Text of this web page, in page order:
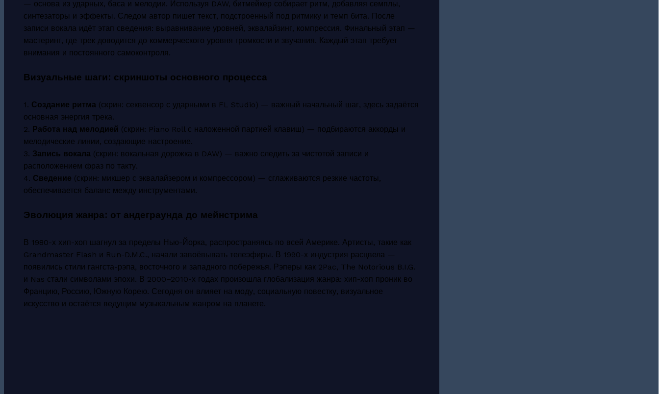
— основа из ударных, баса и мелодии. Используя DAW, битмейкер собирает ритм, добавляя семплы,
синтезаторы и эффекты. Следом автор пишет текст, подстроенный под ритмику и темп бита. После
записи вокала идёт этап сведения: выравнивание уровней, эквалайзинг, компрессия. Финальный этап —
мастеринг, где трек доводится до коммерческого уровня громкости и звучания. Каждый этап требует
внимания и постоянного самоконтроля.
Визуальные шаги: скриншоты основного процесса
1. Создание ритма (скрин: секвенсор с ударными в FL Studio) — важный начальный шаг, здесь задаётся
основная энергия трека.
2. Работа над мелодией (скрин: Piano Roll с наложенной партией клавиш) — подбираются аккорды и
мелодические линии, создающие настроение.
3. Запись вокала (скрин: вокальная дорожка в DAW) — важно следить за чистотой записи и
расположением фраз по такту.
4. Сведение (скрин: микшер с эквалайзером и компрессором) — сглаживаются резкие частоты,
обеспечивается баланс между инструментами.
Эволюция жанра: от андеграунда до мейнстрима
В 1980-х хип-хоп шагнул за пределы Нью-Йорка, распространяясь по всей Америке. Артисты, такие как
Grandmaster Flash и Run-D.M.C., начали завоёвывать телеэфиры. В 1990-х индустрия расцвела —
появились стили гангста-рэпа, восточного и западного побережья. Рэперы как 2Pac, The Notorious B.I.G.
и Nas стали символами эпохи. В 2000–2010-х годах произошла глобализация жанра: хип-хоп проник во
Францию, Россию, Южную Корею. Сегодня он влияет на моду, социальную повестку, визуальное
искусство и остаётся ведущим музыкальным жанром на планете.